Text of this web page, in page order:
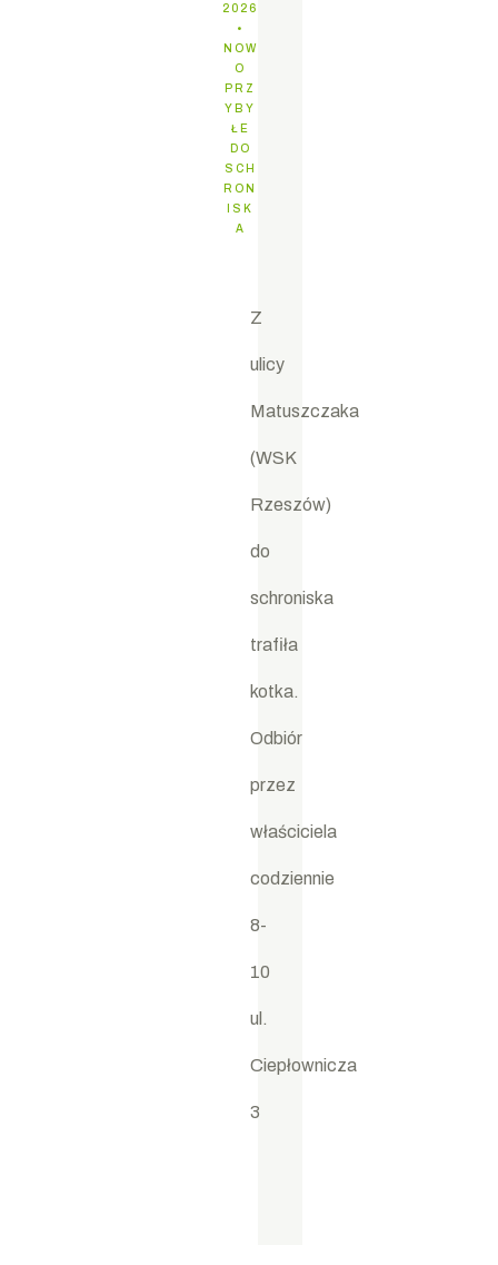
2026
NOW
O
PRZ
YBY
ŁE
DO
SCH
RON
ISK
A
Z
ulicy
Matuszczaka
(WSK
Rzeszów)
do
schroniska
trafiła
kotka.
Odbiór
przez
właściciela
codziennie
8-
10
ul.
Ciepłownicza
3
a
z
r
u
G
y
łp